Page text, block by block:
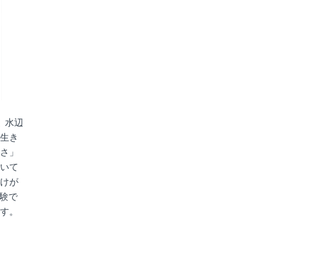
水辺
き
」
て
が
で
。